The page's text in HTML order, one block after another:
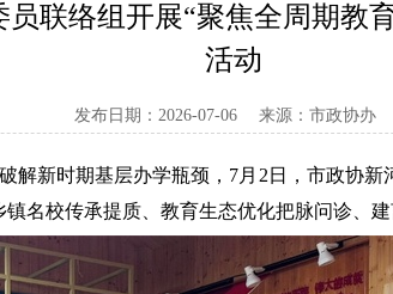
联络组开展“聚焦全周期教
活动
发布日期：2026-07-06 来源：市政协办
解新时期基层办学瓶颈，7月2日，市政协
名校传承提质、教育生态优化把脉问诊、建